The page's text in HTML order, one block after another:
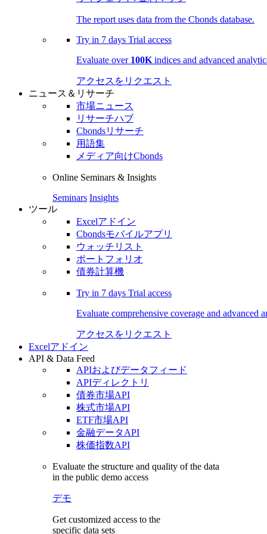
The report uses data from the Cbonds database.
Try in 7 days Trial access
Evaluate over 100K indices and advanced
アクセスをリクエスト
ニュース＆リサーチ
市場ニュース
リサーチハブ
Cbondsリサーチ
用語集
メディア向けCbonds
Online Seminars & Insights
Seminars Insights
ツール
Excelアドイン
Cbondsモバイルアプリ
ウォッチリスト
ポートフォリオ
債券計算機
Try in 7 days Trial access
Evaluate comprehensive coverage and advanced
アクセスをリクエスト
Excelアドイン
API & Data Feed
APIおよびデータフィード
APIディレクトリ
債券市場API
株式市場API
ETF市場API
金融データAPI
株価指数API
Evaluate the structure and quality of the data
in the public demo access
デモ
Get customized access to the
specific data sets